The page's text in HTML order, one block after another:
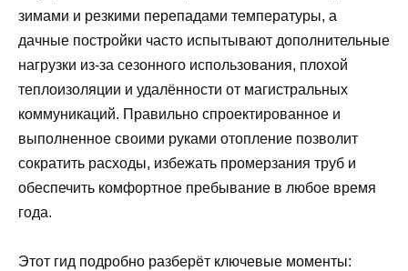
зимами и резкими перепадами температуры, а
дачные постройки часто испытывают дополнительные
нагрузки из‑за сезонного использования, плохой
теплоизоляции и удалённости от магистральных
коммуникаций. Правильно спроектированное и
выполненное своими руками отопление позволит
сократить расходы, избежать промерзания труб и
обеспечить комфортное пребывание в любое время
года.
Этот гид подробно разберёт ключевые моменты: